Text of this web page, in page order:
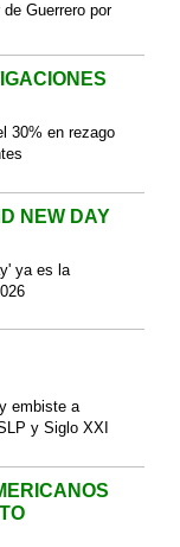
Guerrero por
30% en rezago
NEW DAY
ya es la
embiste a
y Siglo XXI